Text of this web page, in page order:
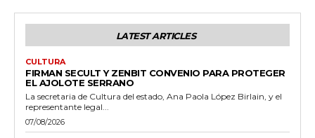
LATEST ARTICLES
CULTURA
FIRMAN SECULT Y ZENBIT CONVENIO PARA PROTEGER
EL AJOLOTE SERRANO
La secretaria de Cultura del estado, Ana Paola López Birlain, y el
representante legal...
07/08/2026